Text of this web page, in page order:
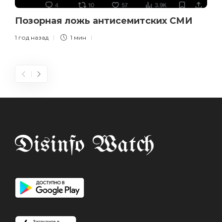
Позорная ложь антисемитских СМИ
1 год назад 1 мин